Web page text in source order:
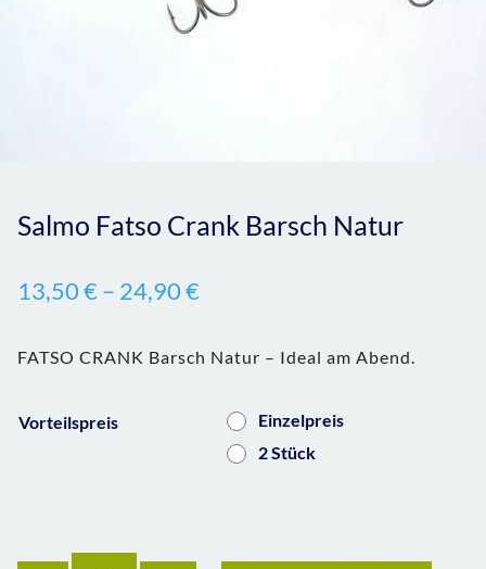
Salmo Fatso Crank Barsch Natur
13,50€– 24,90€
FATSO CRANK Barsch Natur – Ideal am Abend.
Vorteilspreis
Einzelpreis
2 Stück
Anzahl